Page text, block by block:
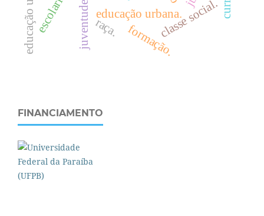
educação urbana.
c
l
a
s
s
e
s
o
c
i
a
l
.
raça. formação.
FINANCIAMENTO